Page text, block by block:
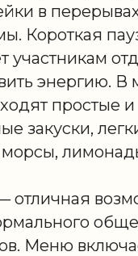
в
Короткая
участникам
энергию. В
простые и
закуски,
отличная
Меню